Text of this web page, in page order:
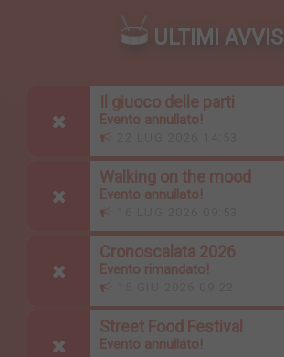
ULTIMI AVVISI
Il giuoco delle parti
Evento annullato!
Walking on the mood
Evento annullato!
Cronoscalata 2026
Evento rimandato!
Street Food Festival
Evento annullato!